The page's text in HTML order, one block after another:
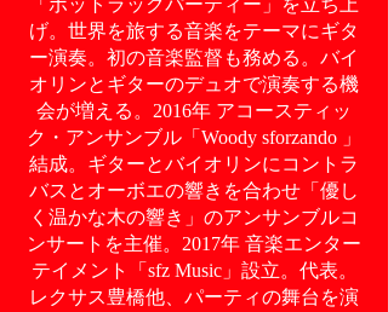
「ポットラックパーティー」を立ち上
げ。世界を旅する音楽をテーマにギタ
ー演奏。初の音楽監督も務める。バイ
オリンとギターのデュオで演奏する機
会が増える。2016年 アコースティッ
ク・アンサンブル「Woody sforzando 」
結成。ギターとバイオリンにコントラ
バスとオーボエの響きを合わせ「優し
く温かな木の響き」のアンサンブルコ
ンサートを主催。2017年 音楽エンター
テイメント「sfz Music」設立。代表。
レクサス豊橋他、パーティの舞台を演